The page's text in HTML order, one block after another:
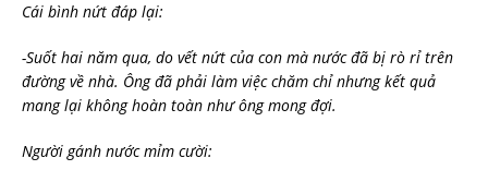
Cái bình nứt đáp lại:
-Suốt hai năm qua, do vết nứt của con mà nước đã bị rò rỉ trên
đường về nhà. Ông đã phải làm việc chăm chỉ nhưng kết quả
mang lại không hoàn toàn như ông mong đợi.
Người gánh nước mỉm cười: